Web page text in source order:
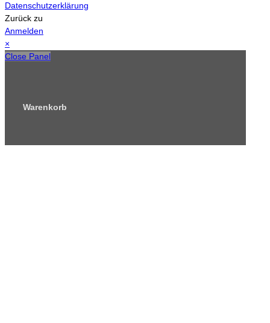
Datenschutzerklärung
Zurück zu
Anmelden
×
Close Panel
Warenkorb